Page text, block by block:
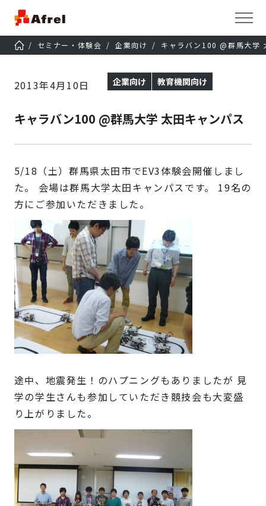
セミナー・体験会 企業向け キャラバン100 @群馬大学
2013年4月10日 企業向け 教育機関向け
キャラバン100 @群馬大学 太田キャンパス
5/18（土）群馬県太田市でEV3体験会開催しまし
た。 会場は群馬大学太田キャンパスです。 19名の
方にご参加いただきました。
途中、地震発生！のハプニングもありましたが 見
学の学生さんも参加していただき競技会も大変盛
り上がりました。